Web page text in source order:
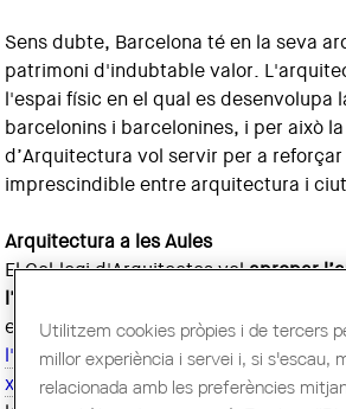
Sens dubte, Barcelona té en la seva
patrimoni d'indubtable valor.
l'espai físic en el qual es desenvolupa
barcelonins i barcelonines, i per això
d’Arquitectura vol servir per a
imprescindible entre arquitectura i
Arquitectura a les Aules
El Col·legi d'Arquitectes volapropar
l’educació
. Per això, durant la
el marc del programaArquiEscola,
l'arquitectura a més de cinquanta
xerrades i tallers conduïts per
Utilitzem cookies pròpies i de tercers
millor experiència i servei i, si s'escau,
relacionada amb les preferències